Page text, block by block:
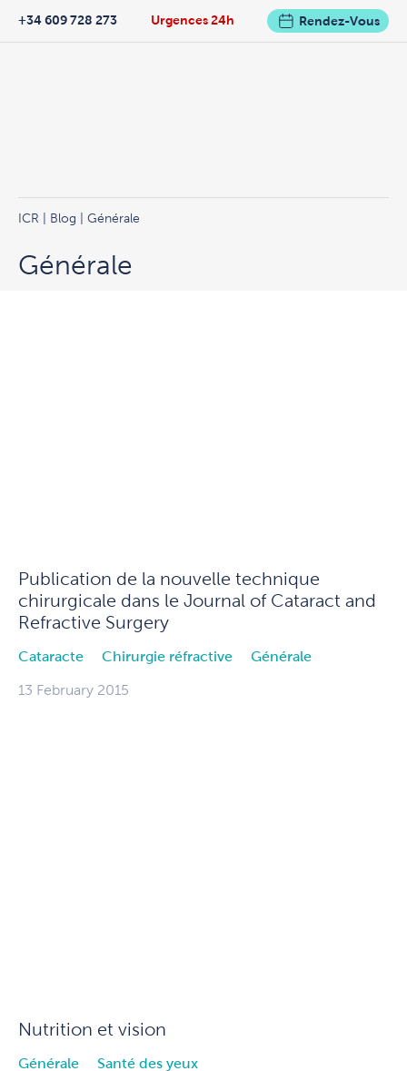
Urgences 24h
+34 609 728 273 Rendez-Vous
ICR Blog | Générale
Générale
Publication de la nouvelle technique
chirurgicale dans le Journal of Cataract and
Refractive Surgery
Cataracte Chirurgie réfractive Générale
13 February 2015
Nutrition et vision
Générale Santé des yeux